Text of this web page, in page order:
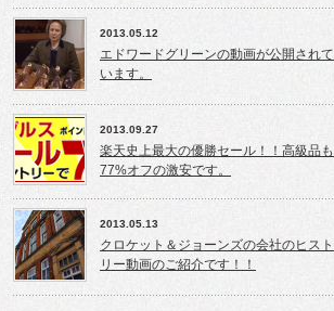
2013.05.12
エドワードグリーンの動画が公開されて
います。
2013.09.27
楽天史上最大の優勝セール！！高級品も
77%オフの激安です。
2013.05.13
クロケット＆ジョーンズの会社のヒスト
リー動画のご紹介です！！